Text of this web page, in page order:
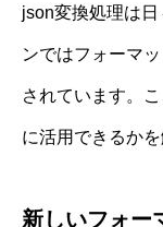
json変換処理は
ンではフォーマ
されています。
に活用できるかを
新しいフォー